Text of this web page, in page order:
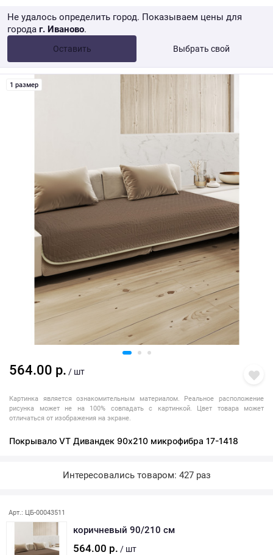
Не удалось определить город. Показываем цены для
города г. Иваново.
Оставить Выбрать свой
от 10 000 ₽ Розница → WB
1 размер
564.00 р. / шт
Картинка является ознакомительным материалом. Реальное расположение
рисунка может не на 100% совпадать с картинкой. Цвет товара может
отличаться от изображения на экране.
Покрывало VT Дивандек 90х210 микрофибра 17-1418
Интересовались товаром: 427 раз
Арт.: ЦБ-00043511
коричневый 90/210 см
564.00 р. / шт